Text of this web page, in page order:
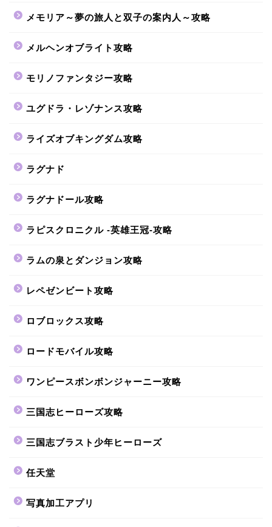
メモリア～夢の旅人と双子の案内人～攻略
メルヘンオブライト攻略
モリノファンタジー攻略
ユグドラ・レゾナンス攻略
ライズオブキングダム攻略
ラグナド
ラグナドール攻略
ラピスクロニクル -英雄王冠-攻略
ラムの泉とダンジョン攻略
レペゼンビート攻略
ロブロックス攻略
ロードモバイル攻略
ワンピースボンボンジャーニー攻略
三国志ヒーローズ攻略
三国志ブラスト少年ヒーローズ
任天堂
写真加工アプリ